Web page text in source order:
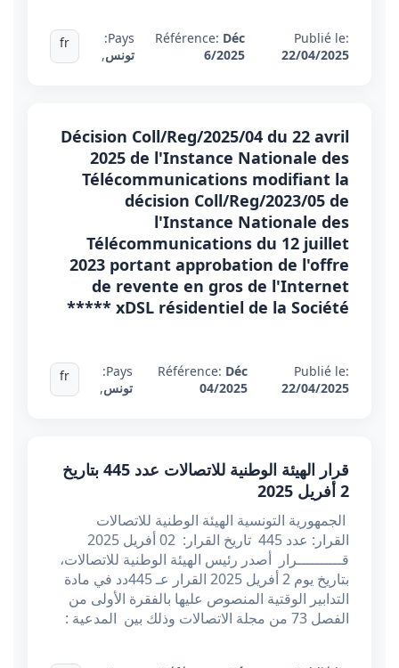
Publié le:
22/04/2025
Référence: Déc
6/2025
Pays:
تونس,
fr
Décision Coll/Reg/2025/04 du 22 avril
2025 de l'Instance Nationale des
Télécommunications modifiant la
décision Coll/Reg/2023/05 de
l'Instance Nationale des
Télécommunications du 12 juillet
2023 portant approbation de l'offre
de revente en gros de l'Internet
xDSL résidentiel de la Société *****
Publié le:
22/04/2025
Référence: Déc
04/2025
Pays:
تونس,
fr
قرار الهيئة الوطنية للاتصالات عدد 445 بتاريخ
2 أفريل 2025
الجمهورية التونسية الهيئة الوطنية للاتصالات
القرار: عدد 445 تاريخ القرار: 02 أفريل 2025
قــــــــــرار أصدر رئيس الهيئة الوطنية للاتصالات،
بتاريخ يوم 2 أفريل 2025 القرار عـ 445دد في مادة
التدابير الوقتية المنصوص عليها بالفقرة الأولى من
الفصل 73 من مجلة الاتصالات وذلك بين المدعية :